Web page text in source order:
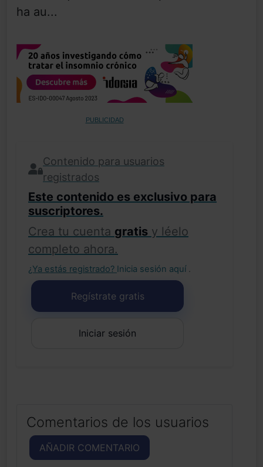
ha au...
PUBLICIDAD
Contenido para usuarios
registrados
Este contenido es exclusivo para
suscriptores.
Crea tu cuenta gratis y léelo
completo ahora.
¿Ya estás registrado? Inicia sesión aquí .
Regístrate gratis
Iniciar sesión
Comentarios de los usuarios
AÑADIR COMENTARIO